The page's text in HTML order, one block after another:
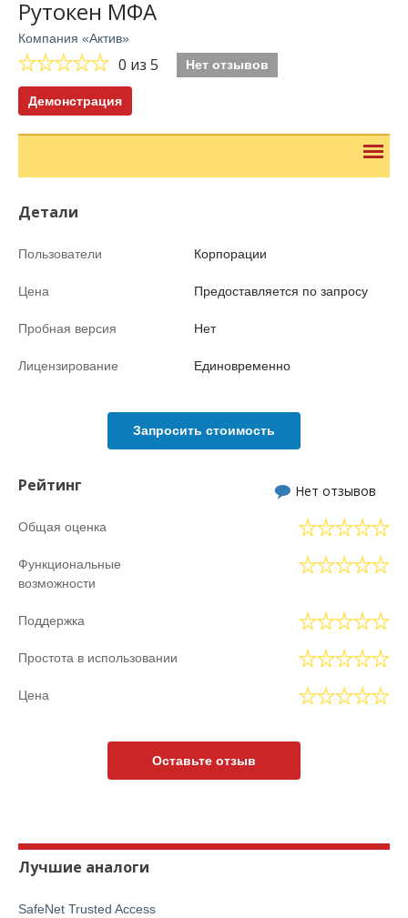
Рутокен МФА
Компания «Актив»
0 из 5 Нет отзывов
Демонстрация
Детали
Пользователи Корпорации
Цена Предоставляется по запросу
Пробная версия Нет
Лицензирование Единовременно
Запросить стоимость
Рейтинг Нет отзывов
Общая оценка
Функциональные
возможности
Поддержка
Простота в использовании
Цена
Оставьте отзыв
Лучшие аналоги
SafeNet Trusted Access